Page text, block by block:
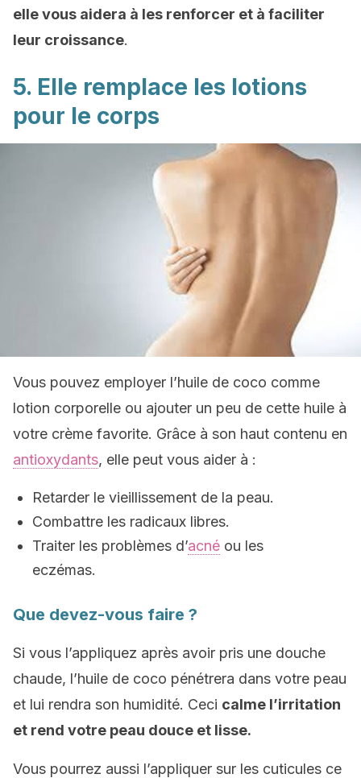
elle vous aidera à les renforcer et à faciliter
leur croissance.
5. Elle remplace les lotions
pour le corps
Vous pouvez employer l’huile de coco comme
lotion corporelle ou ajouter un peu de cette huile à
votre crème favorite. Grâce à son haut contenu en
antioxydants, elle peut vous aider à :
Retarder le vieillissement de la peau.
Combattre les radicaux libres.
Traiter les problèmes d’acné ou les
eczémas.
Que devez-vous faire ?
Si vous l’appliquez après avoir pris une douche
chaude, l’huile de coco pénétrera dans votre peau
et lui rendra son humidité. Ceci calme l’irritation
et rend votre peau douce et lisse.
Vous pourrez aussi l’appliquer sur les cuticules ce